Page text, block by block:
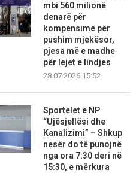
mbi 560 milionë
denarë për
kompensime për
pushim mjekësor,
pjesa më e madhe
për lejet e lindjes
28.07.2026 15:52
Sportelet e NP
“Ujësjellësi dhe
Kanalizimi” – Shkup
nesër do të punojnë
nga ora 7:30 deri në
15:30, e mërkura